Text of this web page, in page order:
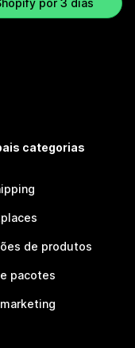
por 3 dias
categorias
de produtos
pacotes